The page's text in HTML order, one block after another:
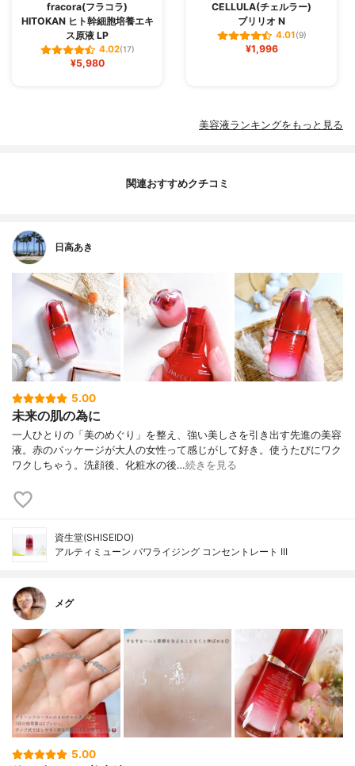
fracora(フラコラ)
HITOKAN ヒト幹細胞培養エキ
ス原液 LP
4.02(17)
¥5,980
CELLULA(チェルラー)
ブリリオ N
4.01(9)
¥1,996
美容液ランキングをもっと見る
関連おすすめクチコミ
日高あき
5.00
未来の肌の為に
一人ひとりの「美のめぐり」を整え、強い美しさを引き出す先進の美容
液。赤のパッケージが大人の女性って感じがして好き。使うたびにワク
ワクしちゃう。洗顔後、化粧水の後…続きを見る
資生堂(SHISEIDO)
アルティミューン パワライジング コンセントレート III
メグ
5.00